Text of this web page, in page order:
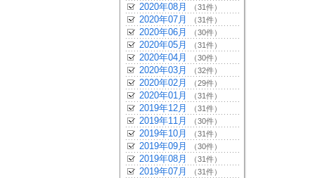
2020年08月 （31件）
2020年07月 （31件）
2020年06月 （30件）
2020年05月 （31件）
2020年04月 （30件）
2020年03月 （32件）
2020年02月 （29件）
2020年01月 （31件）
2019年12月 （31件）
2019年11月 （30件）
2019年10月 （31件）
2019年09月 （30件）
2019年08月 （31件）
2019年07月 （31件）